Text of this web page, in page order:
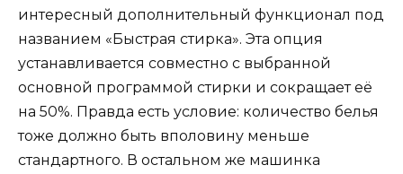
интересный дополнительный функционал под
названием «Быстрая стирка». Эта опция
устанавливается совместно с выбранной
основной программой стирки и сокращает её
на 50%. Правда есть условие: количество белья
тоже должно быть вполовину меньше
стандартного. В остальном же машинка